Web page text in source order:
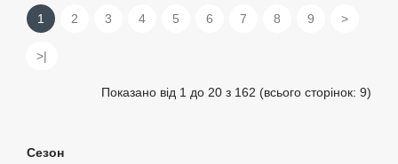
1 2 3 4 5 6 7 8 9 >
>|
Показано від 1 до 20 з 162 (всього сторінок: 9)
Сезон